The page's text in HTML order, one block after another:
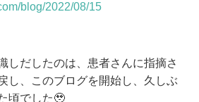
blog/2022/08/15
しだしたのは、患者さんに指摘さ
し、このブログを開始し、久しぶ
頃でした🥹